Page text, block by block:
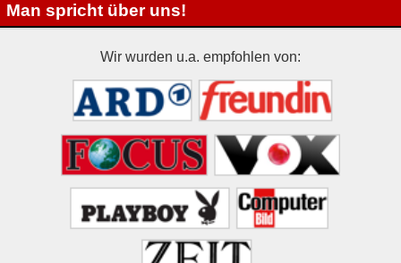
Man spricht über uns!
Wir wurden u.a. empfohlen von: